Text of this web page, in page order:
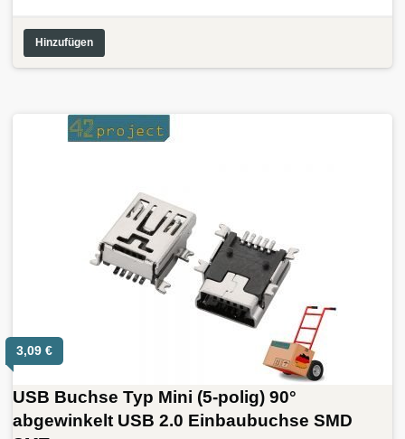
Hinzufügen
3,09 €
USB Buchse Typ Mini (5-polig) 90°
abgewinkelt USB 2.0 Einbaubuchse SMD